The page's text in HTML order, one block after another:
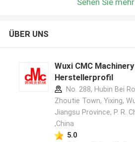
ÜBER UNS
Wuxi CMC
Herstellerprofil
No. 288, Hubin Bei
Zhoutie Town, Yixing,
Jiangsu Province, P. R.
,China
5.0